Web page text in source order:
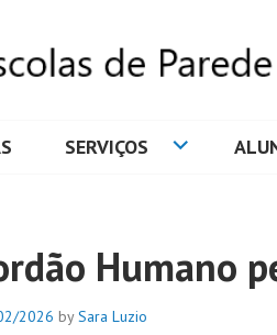
SERVIÇOS
Humano
2026 bySara Luzio